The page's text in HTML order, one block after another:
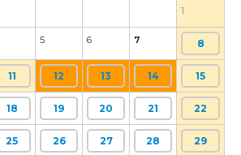
1
5 6 7 8
11 12 13 14 15
18 19 20 21 22
25 26 27 28 29